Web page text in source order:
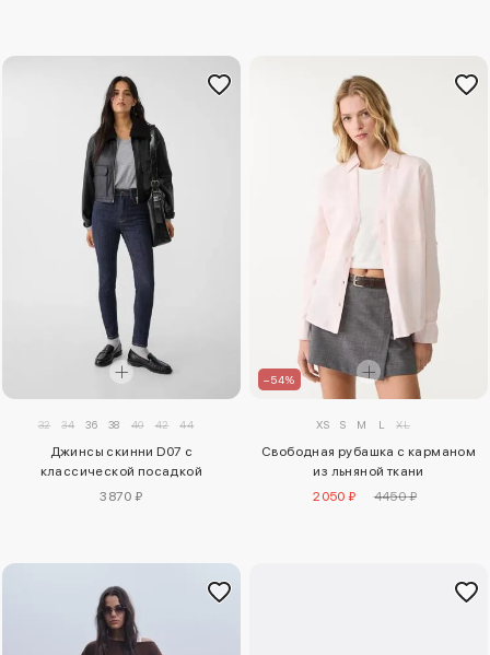
32 34 36 38 40 42 44
Джинсы скинни D07 с
классической посадкой
3870 ₽
–54%
XS S M L XL
Свободная рубашка с карманом
из льняной ткани
2050 ₽
4450 ₽